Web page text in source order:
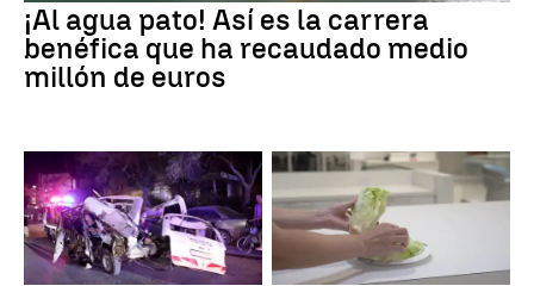
¡Al agua pato! Así es la carrera
benéfica que ha recaudado medio
millón de euros